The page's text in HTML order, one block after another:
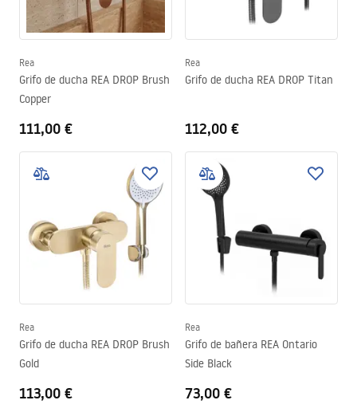
Rea
Grifo de ducha REA DROP Brush
Copper
111,00 €
Rea
Grifo de ducha REA DROP Titan
112,00 €
Rea
Grifo de ducha REA DROP Brush
Gold
113,00 €
Rea
Grifo de bañera REA Ontario
Side Black
73,00 €